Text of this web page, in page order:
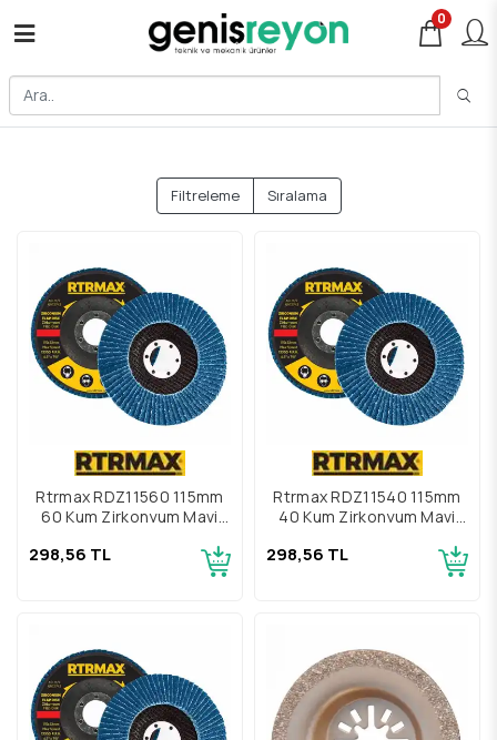
0
Filtreleme Sıralama
Rtrmax RDZ11560 115mm
60 Kum Zirkonyum Mavi
298,56 TL
Rtrmax RDZ11540 115mm
40 Kum Zirkonyum Mavi
298,56 TL